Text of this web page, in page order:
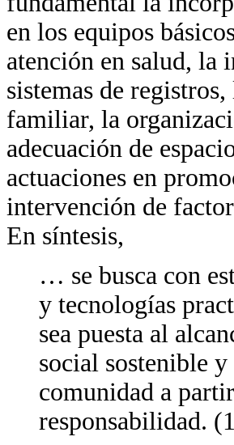
en los equipos
atención en salud, la
sistemas de
familiar, la
adecuación de
actuaciones en
intervención de
En síntesis,
… se busca con
y tecnologías
sea puesta al
social sostenible
comunidad a
responsabilidad.